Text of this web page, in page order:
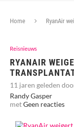
Home RyanAir
Reisnieuws
RYANAIR
11 jaren geleden
Randy Gasper
metGeen reacties